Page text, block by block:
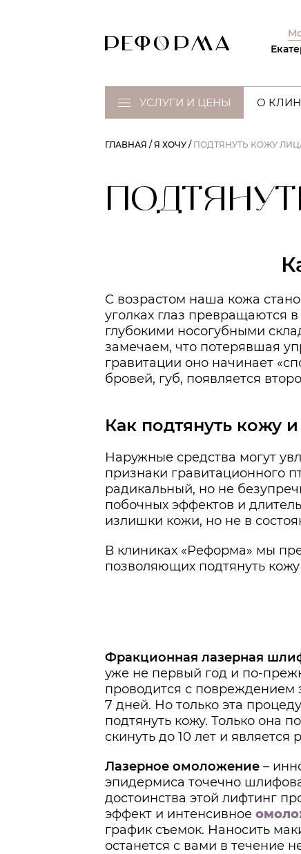
УСЛУГИ И ЦЕНЫ О
ГЛАВНАЯ Я ХОЧУ ПОДТЯНУТЬ КОЖУ
С возрастом наша кожа
уголках глаз превращаются
глубокими носогубными
замечаем, что потерявшая
гравитации оно начинает
бровей, губ, появляется
Как подтянуть кожу
Наружные средства могут
признаки гравитационного
радикальный, но не
побочных эффектов и
излишки кожи, но не в
В клиниках «Реформа» мы
позволяющих подтянуть
Фракционная лазерная
уже не первый год и по-
проводится с повреждением
7 дней. Но только эта
подтянуть кожу. Только она
скинуть до 10 лет и
Лазерное омоложение –
эпидермиса точечно
достоинства этой лифтинг
эффект и интенсивное
график съемок. Наносить
останется с вами в течение